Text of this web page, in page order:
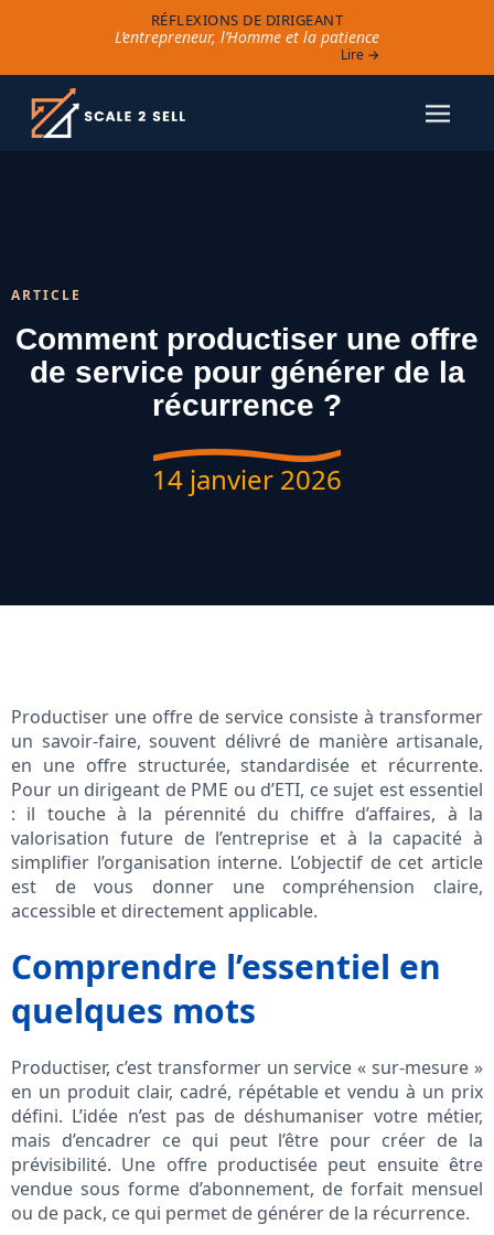
RÉFLEXIONS DE DIRIGEANT
L’entrepreneur, l’Homme et la patience
Lire →
ARTICLE
Comment productiser une offre
de service pour générer de la
récurrence ?
14 janvier 2026
Productiser une offre de service consiste à transformer
un savoir-faire, souvent délivré de manière artisanale,
en une offre structurée, standardisée et récurrente.
Pour un dirigeant de PME ou d’ETI, ce sujet est essentiel
: il touche à la pérennité du chiffre d’affaires, à la
valorisation future de l’entreprise et à la capacité à
simplifier l’organisation interne. L’objectif de cet article
est de vous donner une compréhension claire,
accessible et directement applicable.
Comprendre l’essentiel en
quelques mots
Productiser, c’est transformer un service « sur-mesure »
en un produit clair, cadré, répétable et vendu à un prix
défini. L’idée n’est pas de déshumaniser votre métier,
mais d’encadrer ce qui peut l’être pour créer de la
prévisibilité. Une offre productisée peut ensuite être
vendue sous forme d’abonnement, de forfait mensuel
ou de pack, ce qui permet de générer de la récurrence.